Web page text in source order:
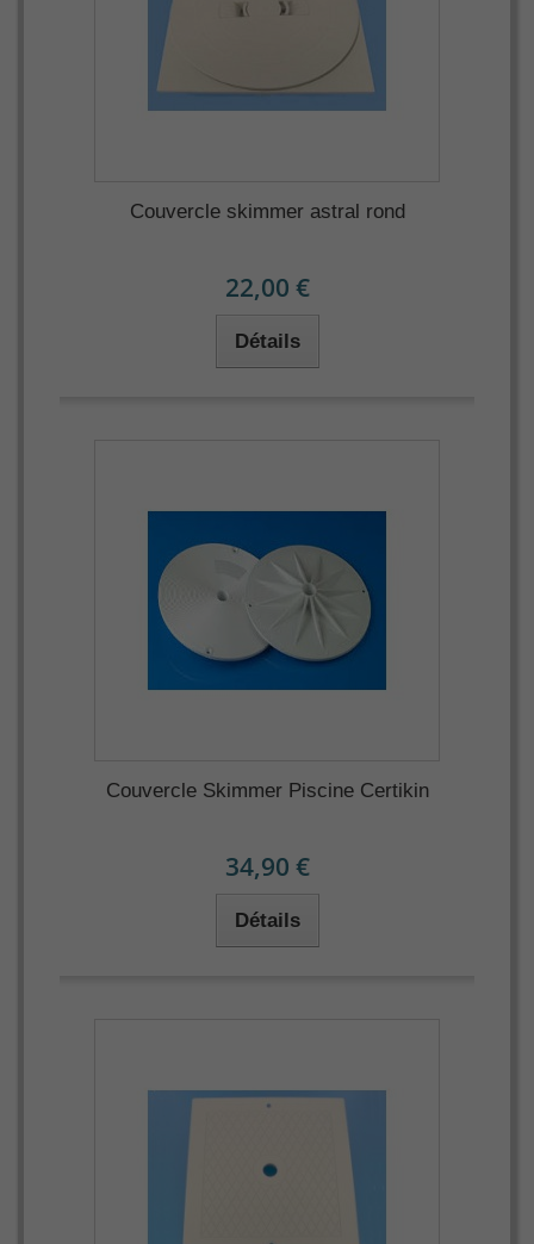
Couvercle skimmer astral rond
22,00 €
Détails
Couvercle Skimmer Piscine Certikin
34,90 €
Détails